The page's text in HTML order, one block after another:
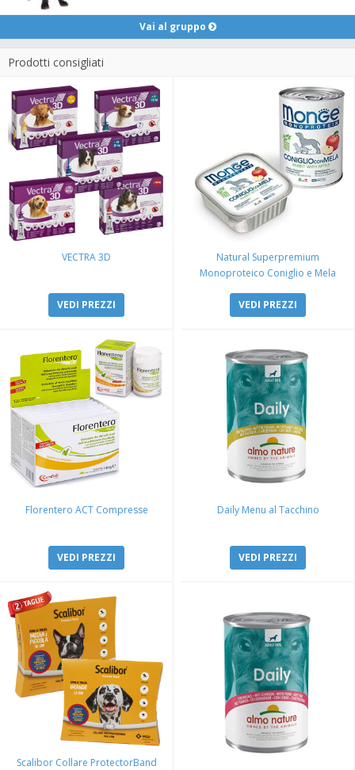
Vai al gruppo
Prodotti consigliati
VECTRA 3D
VEDI PREZZI
Natural Superpremium
Monoproteico Coniglio e Mela
VEDI PREZZI
Florentero ACT Compresse
VEDI PREZZI
Daily Menu al Tacchino
VEDI PREZZI
Scalibor Collare ProtectorBand